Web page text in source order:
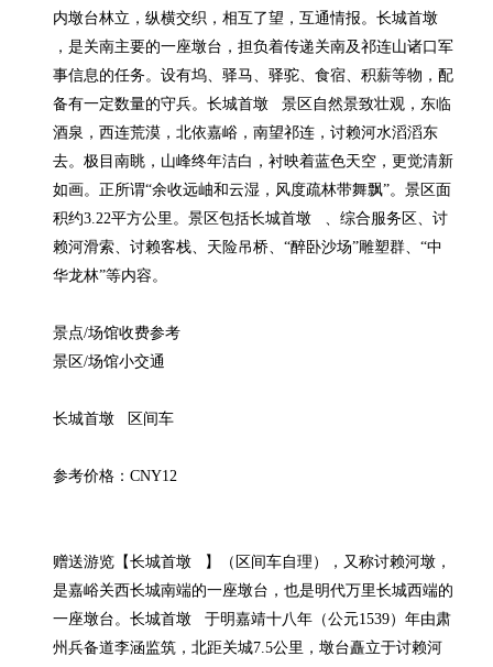
内墩台林立，纵横交织，相互了望，互通情报。长城首墩
，是关南主要的一座墩台，担负着传递关南及祁连山诸口军
事信息的任务。设有坞、驿马、驿驼、食宿、积薪等物，配
备有一定数量的守兵。长城首墩   景区自然景致壮观，东临
酒泉，西连荒漠，北依嘉峪，南望祁连，讨赖河水滔滔东
去。极目南眺，山峰终年洁白，衬映着蓝色天空，更觉清新
如画。正所谓“余收远岫和云湿，风度疏林带舞飘”。景区面
积约3.22平方公里。景区包括长城首墩   、综合服务区、讨
赖河滑索、讨赖客栈、天险吊桥、“醉卧沙场”雕塑群、“中
华龙林”等内容。
景点/场馆收费参考
景区/场馆小交通
长城首墩   区间车
参考价格：CNY12
赠送游览【长城首墩   】（区间车自理），又称讨赖河墩，
是嘉峪关西长城南端的一座墩台，也是明代万里长城西端的
一座墩台。长城首墩   于明嘉靖十八年（公元1539）年由肃
州兵备道李涵监筑，北距关城7.5公里，墩台矗立于讨赖河